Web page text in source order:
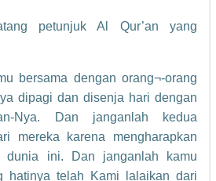
petunjuk Al Qur’an yang
bersama dengan orang¬-orang
dipagi dan disenja hari dengan
Nya. Dan janganlah kedua
mereka karena mengharapkan
dunia ini. Dan janganlah kamu
hatinya telah Kami lalaikan dari